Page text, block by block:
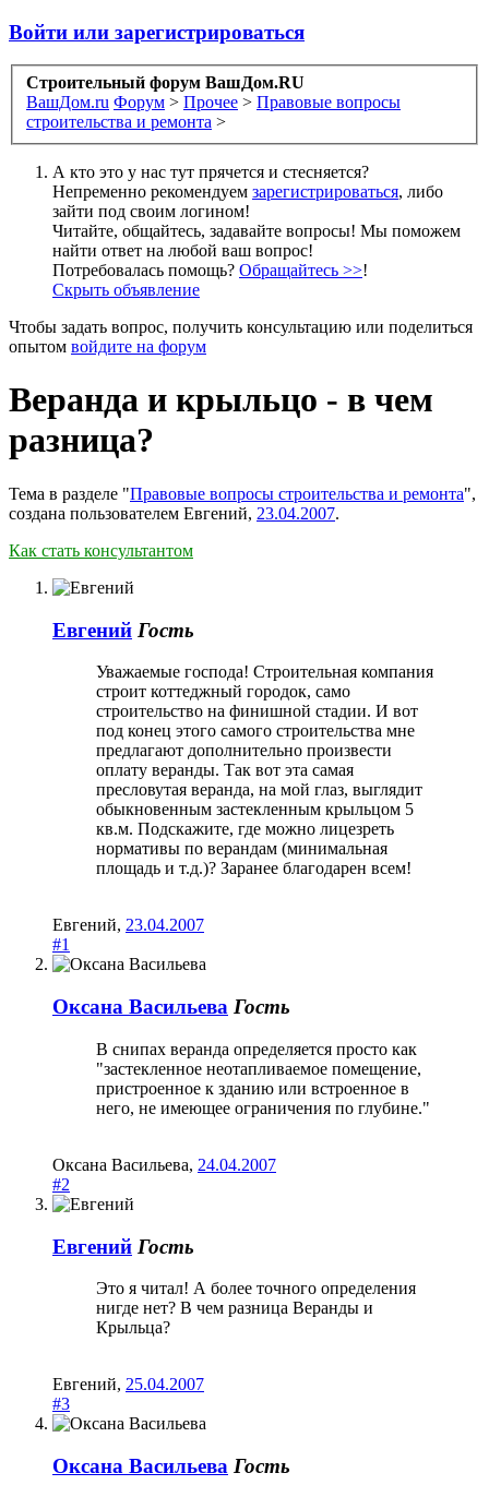
Войти или зарегистрироваться
Строительный форум ВашДом.RU
ВашДом.ru Форум > Прочее > Правовые вопросы
строительства и ремонта >
А кто это у нас тут прячется и стесняется?
Непременно рекомендуем зарегистрироваться, либо
зайти под своим логином!
Читайте, общайтесь, задавайте вопросы! Мы поможем
найти ответ на любой ваш вопрос!
Потребовалась помощь? Обращайтесь >>!
Скрыть объявление
Чтобы задать вопрос, получить консультацию или поделиться
опытом войдите на форум
Веранда и крыльцо - в чем
разница?
Тема в разделе "Правовые вопросы строительства и ремонта",
создана пользователем Евгений, 23.04.2007.
Как стать консультантом
Евгений Гость
Уважаемые господа! Строительная компания
строит коттеджный городок, само
строительство на финишной стадии. И вот
под конец этого самого строительства мне
предлагают дополнительно произвести
оплату веранды. Так вот эта самая
пресловутая веранда, на мой глаз, выглядит
обыкновенным застекленным крыльцом 5
кв.м. Подскажите, где можно лицезреть
нормативы по верандам (минимальная
площадь и т.д.)? Заранее благодарен всем!
Евгений, 23.04.2007
#1
Оксана Васильева Гость
В снипах веранда определяется просто как
"застекленное неотапливаемое помещение,
пристроенное к зданию или встроенное в
него, не имеющее ограничения по глубине."
Оксана Васильева, 24.04.2007
#2
Евгений Гость
Это я читал! А более точного определения
нигде нет? В чем разница Веранды и
Крыльца?
Евгений, 25.04.2007
#3
Оксана Васильева Гость